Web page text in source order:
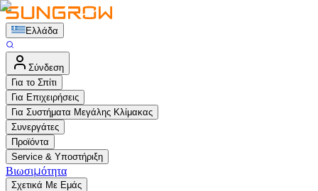
Ελλάδα
Σύνδεση
Για το Σπίτι
Για Επιχειρήσεις
Για Συστήματα Μεγάλης Κλίμακας
Συνεργάτες
Προϊόντα
Service & Υποστήριξη
Βιωσιμότητα
Σχετικά Με Εμάς